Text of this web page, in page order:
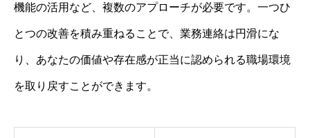
機能の活用など、複数のアプローチが必要です。一つひ
とつの改善を積み重ねることで、業務連絡は円滑にな
り、あなたの価値や存在感が正当に認められる職場環境
を取り戻すことができます。